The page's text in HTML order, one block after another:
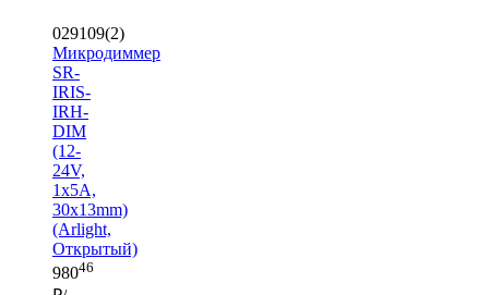
029109(2)
Микродиммер
SR-
IRIS-
IRH-
DIM
(12-
24V,
1x5A,
30x13mm)
(Arlight,
Открытый)
98046